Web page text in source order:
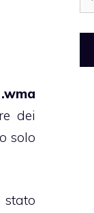
.wma
dei
solo